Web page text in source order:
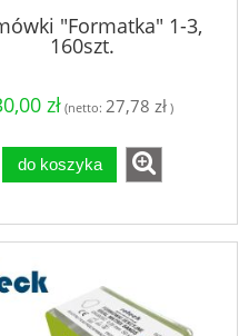
"Formatka" 1-3,
160szt.
zł (netto: 27,78 zł)
do koszyka